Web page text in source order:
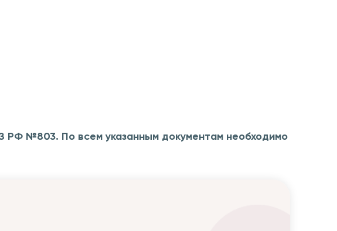
№803. По всем указанным документам необходимо